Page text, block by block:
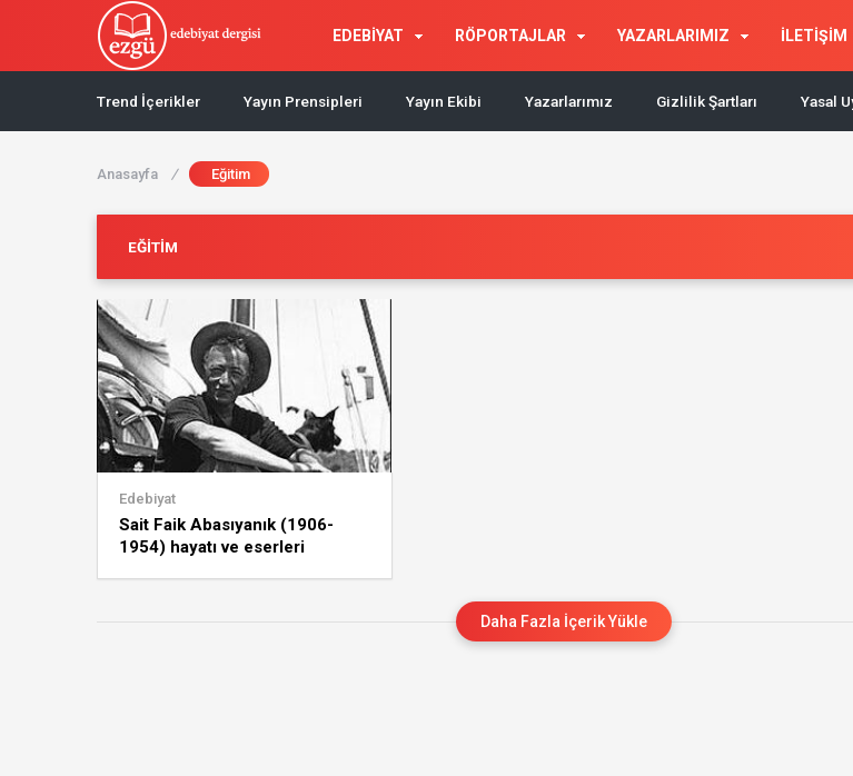
EDEBİYAT RÖPORTAJLAR YAZARLARIMIZ İLETİŞİM
Trend İçerikler Yayın Prensipleri Yayın Ekibi Yazarlarımız Gizlilik Şartları Yasal
Anasayfa / Eğitim
EĞITIM
Edebiyat
Sait Faik Abasıyanık (1906-
1954) hayatı ve eserleri
Daha Fazla İçerik Yükle